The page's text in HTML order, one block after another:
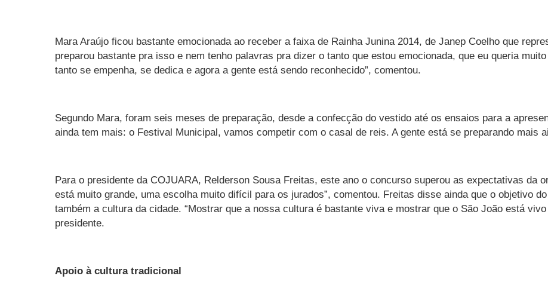
Mara Araújo ficou bastante emocionada ao receber a faixa de Rainha Junina 2014, de Janep Coelho que
preparou bastante pra isso e nem tenho palavras pra dizer o tanto que estou emocionada, que eu queria
tanto se empenha, se dedica e agora a gente está sendo reconhecido”, comentou.
Segundo Mara, foram seis meses de preparação, desde a confecção do vestido até os ensaios para a
ainda tem mais: o Festival Municipal, vamos competir com o casal de reis. A gente está se preparando mais
Para o presidente da COJUARA, Relderson Sousa Freitas, este ano o concurso superou as expectativas da
está muito grande, uma escolha muito difícil para os jurados”, comentou. Freitas disse ainda que o objetivo
também a cultura da cidade. “Mostrar que a nossa cultura é bastante viva e mostrar que o São João está
presidente.
Apoio à cultura tradicional